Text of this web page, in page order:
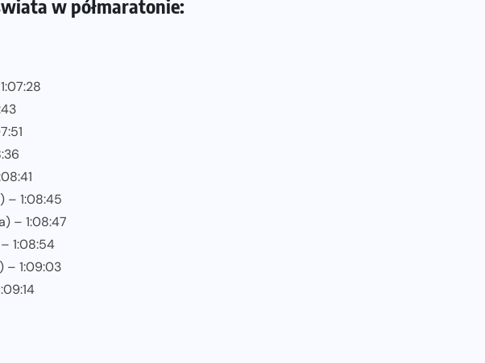
w półmaratonie:
– 1:08:45
– 1:08:47
1:08:54
– 1:09:03